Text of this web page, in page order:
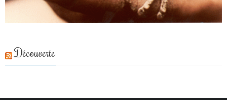
Découverte